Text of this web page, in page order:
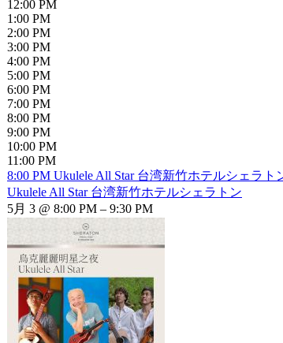
12:00 PM
1:00 PM
2:00 PM
3:00 PM
4:00 PM
5:00 PM
6:00 PM
7:00 PM
8:00 PM
9:00 PM
10:00 PM
11:00 PM
8:00 PM Ukulele All Star 台湾新竹ホテルシェラト
Ukulele All Star 台湾新竹ホテルシェラトン
5月 3 @ 8:00 PM – 9:30 PM